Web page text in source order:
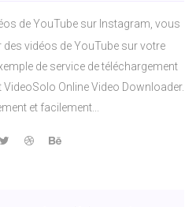
de YouTube sur Instagram, vous
vidéos de YouTube sur votre
de service de téléchargement
Online Video Downloader.
et facilement...